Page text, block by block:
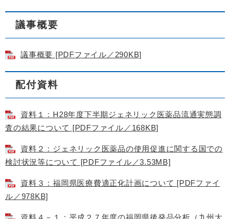
議事概要
議事概要 [PDFファイル／290KB]
配付資料
資料１：H28年度下半期ジェネリック医薬品流通実態調
査の結果について [PDFファイル／168KB]
資料２：ジェネリック医薬品の使用促進に関する国での
検討状況等について [PDFファイル／3.53MB]
資料３：福岡県医療費適正化計画について [PDFファイ
ル／978KB]
資料４－１：平成２７年度の福岡県後発品分析（九州大